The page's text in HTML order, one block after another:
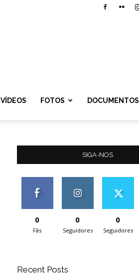
VÍDEOS FOTOS DOCUMENTOS
SIGA-NOS
0
Fãs
0
Seguidores
0
Seguidores
Recent Posts